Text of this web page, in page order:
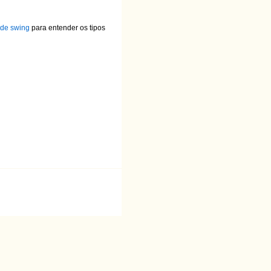
swing para entender os tipos